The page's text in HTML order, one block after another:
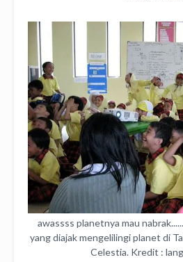
awassss planetnya mau
yang diajak mengelilingi planet di
Celestia. Kredit :